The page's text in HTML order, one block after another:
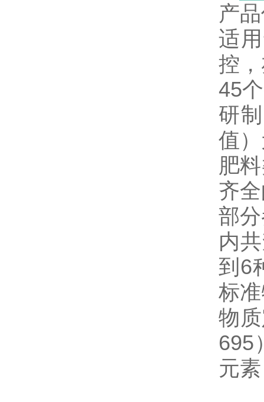
产
适
控
45
研
值
肥
齐
部
内
到6
标
物
695
元